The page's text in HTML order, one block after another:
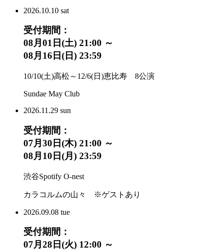
2026.10.10 sat
受付期間：
08月01日(土) 21:00 ～
08月16日(日) 23:59
10/10(土)高松～12/6(日)恵比寿 8公演
Sundae May Club
2026.11.29 sun
受付期間：
07月30日(木) 21:00 ～
08月10日(月) 23:59
渋谷Spotify O-nest
カラコルムの山々 ※ゲストあり
2026.09.08 tue
受付期間：
07月28日(火) 12:00 ～